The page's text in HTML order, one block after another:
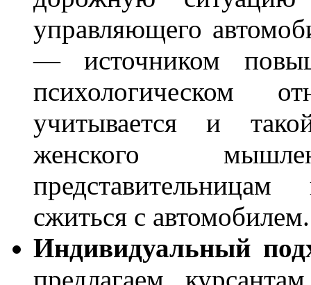
управляющего
— источником
психологическом
учитывается и
женского
сжиться с автомобилем.
Индивидуальный